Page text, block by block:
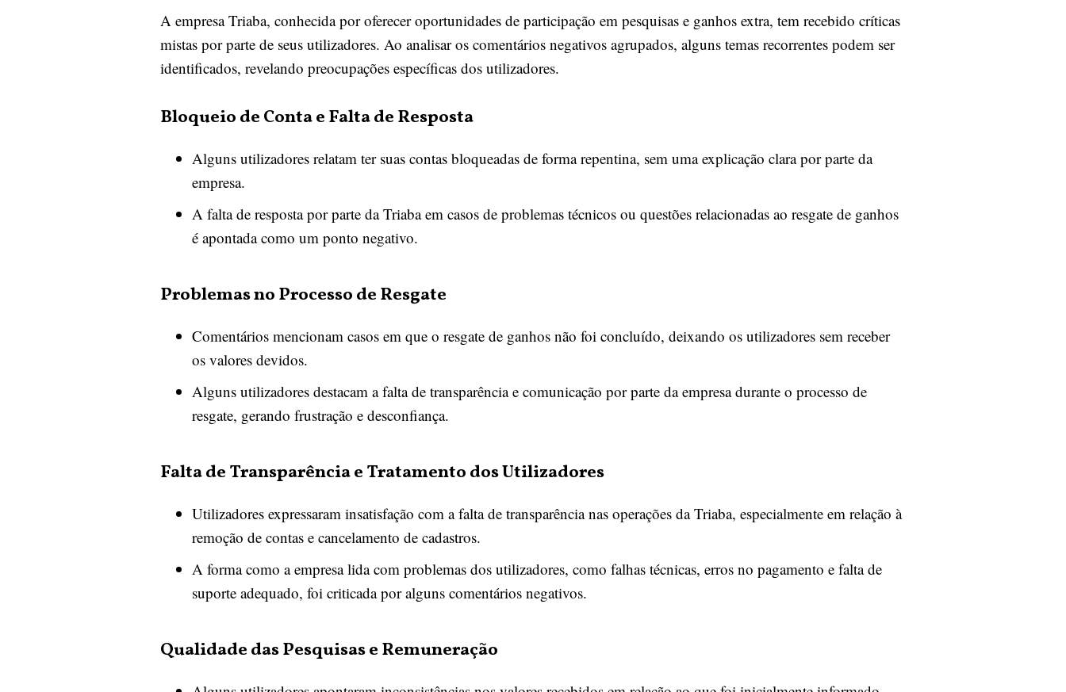
A empresa Triaba, conhecida por oferecer oportunidades de participação em pesquisas e ganhos extra, tem recebido críticas
mistas por parte de seus utilizadores. Ao analisar os comentários negativos agrupados, alguns temas recorrentes podem ser
identificados, revelando preocupações específicas dos utilizadores.
Bloqueio de Conta e Falta de Resposta
Alguns utilizadores relatam ter suas contas bloqueadas de forma repentina, sem uma explicação clara por parte da
empresa.
A falta de resposta por parte da Triaba em casos de problemas técnicos ou questões relacionadas ao resgate de ganhos
é apontada como um ponto negativo.
Problemas no Processo de Resgate
Comentários mencionam casos em que o resgate de ganhos não foi concluído, deixando os utilizadores sem receber
os valores devidos.
Alguns utilizadores destacam a falta de transparência e comunicação por parte da empresa durante o processo de
resgate, gerando frustração e desconfiança.
Falta de Transparência e Tratamento dos Utilizadores
Utilizadores expressaram insatisfação com a falta de transparência nas operações da Triaba, especialmente em relação à
remoção de contas e cancelamento de cadastros.
A forma como a empresa lida com problemas dos utilizadores, como falhas técnicas, erros no pagamento e falta de
suporte adequado, foi criticada por alguns comentários negativos.
Qualidade das Pesquisas e Remuneração